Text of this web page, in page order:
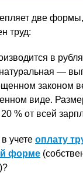
две
труд:
в
—
законом
виде.
% от всей
учете оплату
форме